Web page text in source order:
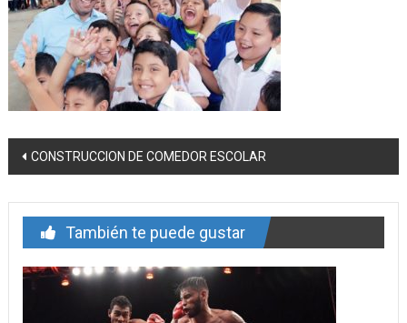
Navegación
entrada
CONSTRUCCION DE COMEDOR ESCOLAR
También te puede gustar